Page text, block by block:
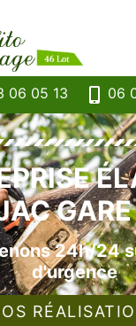
06 05 13 06
24h/24
d'urgence